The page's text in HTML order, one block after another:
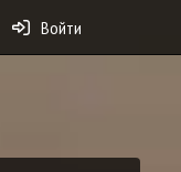
Войти